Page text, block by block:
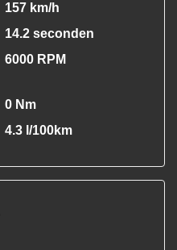
157 km/h
14.2 seconden
6000 RPM
0 Nm
4.3 l/100km